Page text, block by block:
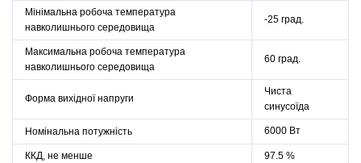
Мінімальна робоча температура
навколишнього середовища
-25 град.
Максимальна робоча температура
навколишнього середовища
60 град.
Форма вихідної напруги
Чиста
синусоїда
Номінальна потужність 6000 Вт
ККД, не менше 97.5 %